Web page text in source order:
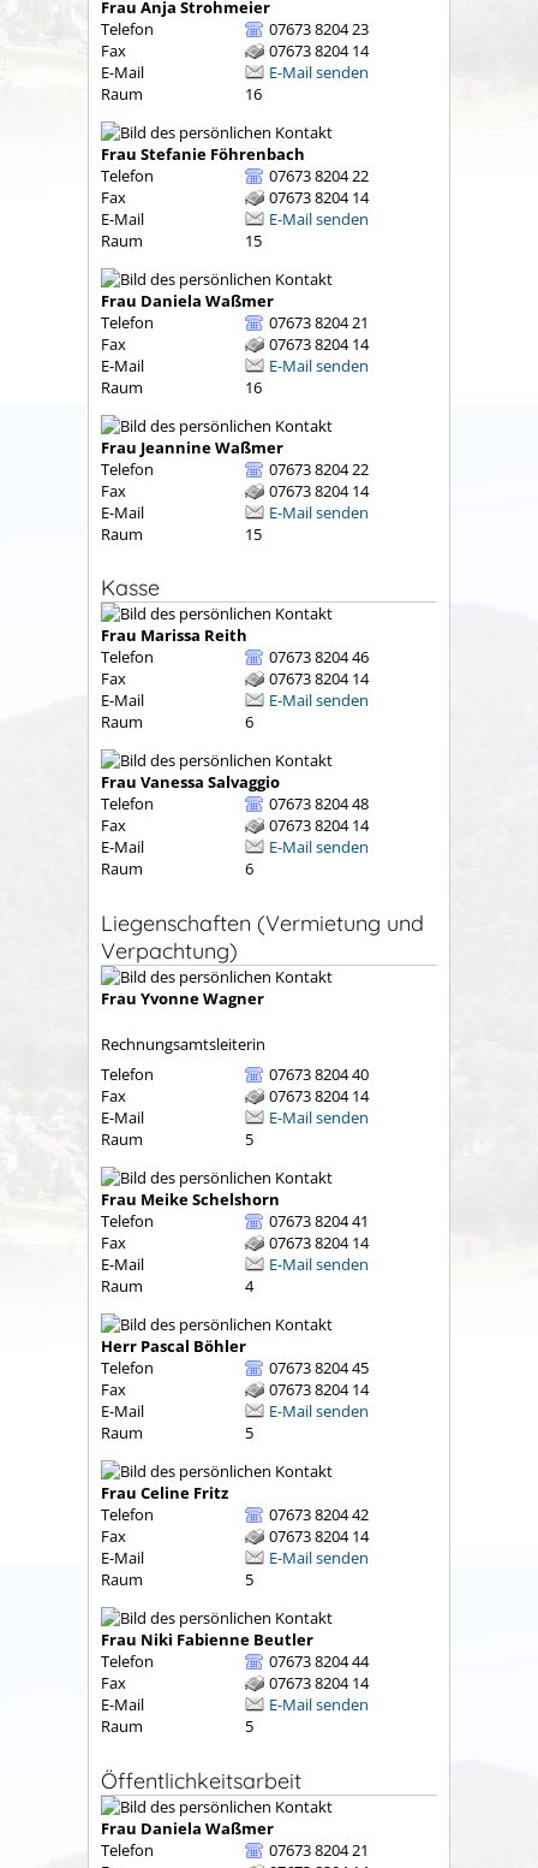
Frau Anja Strohmeier
Telefon
07673 8204 23
Fax
07673 8204 14
E-Mail
E-Mail senden
Raum
16
Frau Stefanie Föhrenbach
Telefon
07673 8204 22
Fax
07673 8204 14
E-Mail
E-Mail senden
Raum
15
Frau Daniela Waßmer
Telefon
07673 8204 21
Fax
07673 8204 14
E-Mail
E-Mail senden
Raum
16
Frau JeannineWaßmer
Telefon
07673 8204 22
Fax
07673 8204 14
E-Mail
E-Mail senden
Raum
15
Kasse
Frau Marissa Reith
Telefon
07673 8204 46
Fax
07673 8204 14
E-Mail
E-Mail senden
Raum
6
Frau Vanessa Salvaggio
Telefon
07673 8204 48
Fax
07673 8204 14
E-Mail
E-Mail senden
Raum
6
Liegenschaften (Vermietung und
Verpachtung)
Frau YvonneWagner
Rechnungsamtsleiterin
Telefon
07673 8204 40
Fax
07673 8204 14
E-Mail
E-Mail senden
Raum
5
Frau MeikeSchelshorn
Telefon
07673 8204 41
Fax
07673 8204 14
E-Mail
E-Mail senden
Raum
4
Herr Pascal Böhler
Telefon
07673 8204 45
Fax
07673 8204 14
E-Mail
E-Mail senden
Raum
5
Frau Celine Fritz
Telefon
07673 8204 42
Fax
07673 8204 14
E-Mail
E-Mail senden
Raum
5
Frau Niki Fabienne Beutler
Telefon
07673 8204 44
Fax
07673 8204 14
E-Mail
E-Mail senden
Raum
5
Öffentlichkeitsarbeit
Frau Daniela Waßmer
Telefon
07673 8204 21